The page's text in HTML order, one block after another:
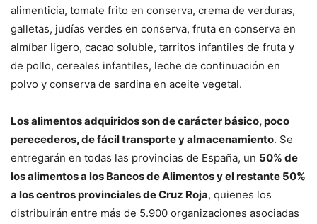
alimenticia, tomate frito en conserva, crema de verduras,
galletas, judías verdes en conserva, fruta en conserva en
almíbar ligero, cacao soluble, tarritos infantiles de fruta y
de pollo, cereales infantiles, leche de continuación en
polvo y conserva de sardina en aceite vegetal.
Los alimentos adquiridos son de carácter básico, poco
perecederos, de fácil transporte y almacenamiento. Se
entregarán en todas las provincias de España, un 50% de
los alimentos a los Bancos de Alimentos y el restante 50%
a los centros provinciales de Cruz Roja, quienes los
distribuirán entre más de 5.900 organizaciones asociadas